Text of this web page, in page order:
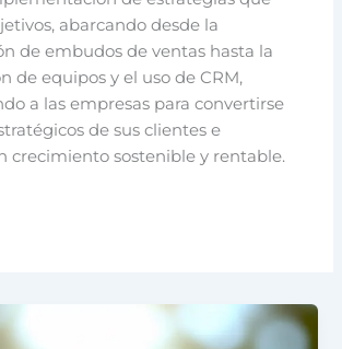
abarcando desde la
de embudos de ventas hasta la
de equipos y el uso de CRM,
a las empresas para convertirse
de sus clientes e
crecimiento sostenible y rentable.